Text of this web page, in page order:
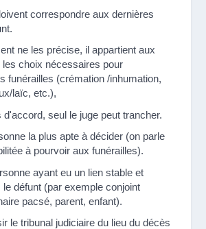
correspondre aux dernières
ne les précise, il appartient aux
les choix nécessaires pour
funérailles (crémation /inhumation,
laïc, etc.),
d'accord, seul le juge peut trancher.
la plus apte à décider (on parle
à pourvoir aux funérailles).
ayant eu un lien stable et
défunt (par exemple conjoint
pacsé, parent, enfant).
le tribunal judiciaire du lieu du décès